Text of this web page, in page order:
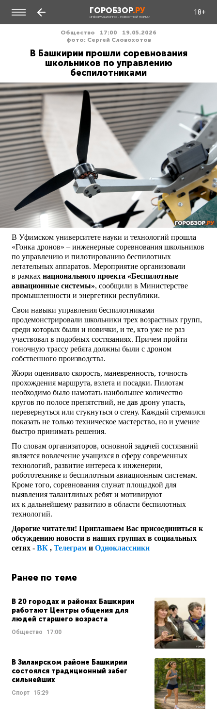
ГОРОБЗОР.РУ
ИНФОРМАЦИОННО - НОВОСТНОЙ ПОРТАЛ
18+
Общество 17:00
19.05.2026
фото: Сергей Словохотов
В Башкирии прошли соревнования
школьников по управлению
беспилотниками
В Уфимском университете науки и технологий прошла
«Гонка дронов» – инженерные соревнования школьников
по управлению и пилотированию беспилотных
летательных аппаратов. Мероприятие организовали
в рамках национального проекта «Беспилотные
авиационные системы», сообщили в Министерстве
промышленности и энергетики республики.
Свои навыки управления беспилотниками
продемонстрировали школьники трех возрастных групп,
среди которых были и новички, и те, кто уже не раз
участвовал в подобных состязаниях. Причем пройти
гоночную трассу ребята должны были с дроном
собственного производства.
Жюри оценивало скорость, маневренность, точность
прохождения маршрута, взлета и посадки. Пилотам
необходимо было намотать наибольшее количество
кругов по полосе препятствий, не дав дрону упасть,
перевернуться или стукнуться о стену. Каждый стремился
показать не только техническое мастерство, но и умение
быстро принимать решения.
По словам организаторов, основной задачей состязаний
является вовлечение учащихся в сферу современных
технологий, развитие интереса к инженерии,
робототехнике и беспилотным авиационным системам.
Кроме того, соревнования служат площадкой для
выявления талантливых ребят и мотивируют
их к дальнейшему развитию в области беспилотных
технологий.
Дорогие читатели! Приглашаем Вас присоединиться к
обсуждению новости в наших группах в социальных
сетях - ВК , Телеграм и Одноклассники
Ранее по теме
В 20 городах и районах Башкирии
работают Центры общения для
людей старшего возраста
Общество 17:00
В Зилаирском районе Башкирии
состоялся традиционный забег
сильнейших
Спорт 15:29